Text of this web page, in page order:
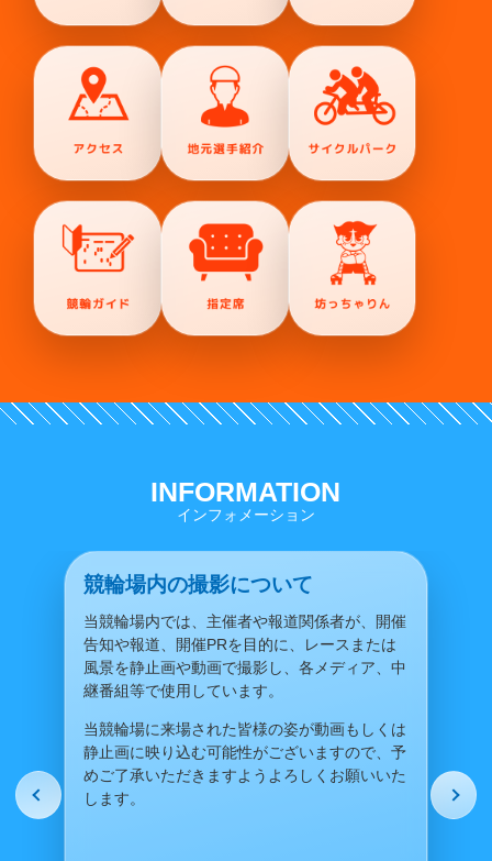
INFORMATION
インフォメーション
競輪場内の撮影について
当競輪場内では、主催者や報道関係者が、開催
告知や報道、開催PRを目的に、レースまたは
風景を静止画や動画で撮影し、各メディア、中
継番組等で使用しています。
当競輪場に来場された皆様の姿が動画もしくは
静止画に映り込む可能性がございますので、予
めご了承いただきますようよろしくお願いいた
します。